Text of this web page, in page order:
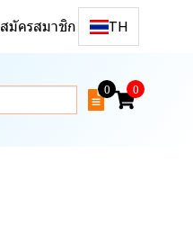
สมัครสมาชิก TH
0 0